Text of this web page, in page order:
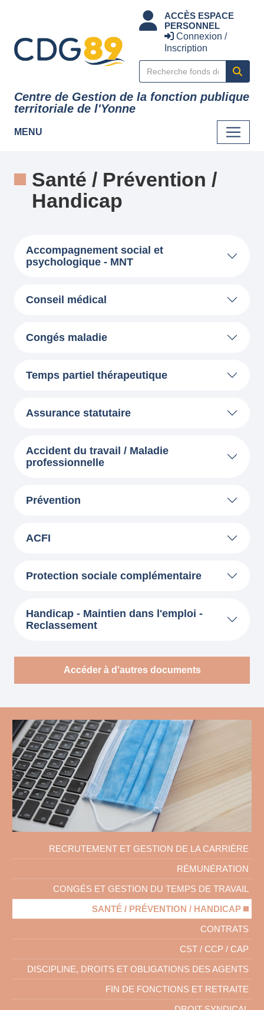
ACCÈS ESPACE
PERSONNEL
Connexion /
Inscription
Centre de Gestion de la fonction publique
territoriale de l'Yonne
MENU
RECRUTEMENT ET GESTION DE LA CARRIÈRE
RÉMUNÉRATION
CONGÉS ET GESTION DU TEMPS DE TRAVAIL
SANTÉ / PRÉVENTION / HANDICAP
CONTRATS
CST / CCP / CAP
DISCIPLINE, DROITS ET OBLIGATIONS DES AGENTS
FIN DE FONCTIONS ET RETRAITE
Santé / Prévention /
Handicap
Fonds documentaire de
Accompagnement social et
psychologique - MNT
Conseil médical
Congés maladie
Temps partiel thérapeutique
Assurance statutaire
Accident du travail / Maladie
professionnelle
Prévention
ACFI
Protection sociale complémentaire
Handicap - Maintien dans l'emploi -
Reclassement
Accéder à d'autres documents